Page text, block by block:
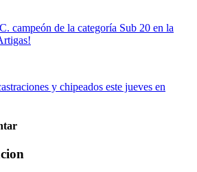
campeón de la categoría Sub 20 en la
y chipeados este jueves en